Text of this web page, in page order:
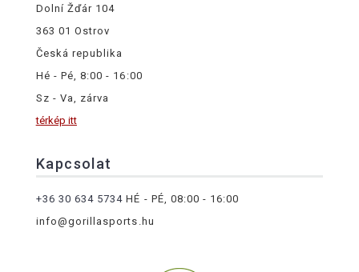
Dolní Žďár 104
363 01 Ostrov
Česká republika
Hé - Pé, 8:00 - 16:00
Sz - Va, zárva
térkép itt
Kapcsolat
+36 30 634 5734 HÉ - PÉ, 08:00 - 16:00
info@gorillasports.hu